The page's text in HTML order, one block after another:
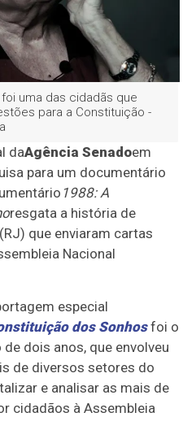
foi uma das cidadãs que
para a Constituição -
daAgência Senadoem
para um documentário
1988: A
resgata a história de
que enviaram cartas
Nacional
especial
dos Sonhosfoi o
dois anos, que envolveu
de diversos setores do
e analisar as mais de
cidadãos à Assembleia